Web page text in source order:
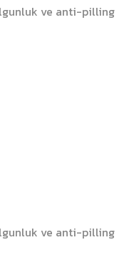
ve anti-pilling
ve anti-pilling